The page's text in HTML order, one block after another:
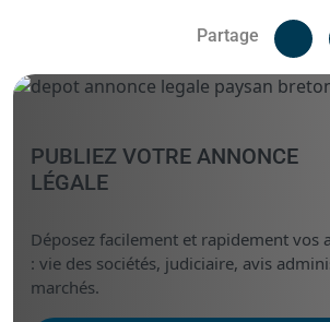
Partage
PUBLIEZ VOTRE ANNONCE
LÉGALE
Déposez facilement et rapidement vos
: vie des sociétés, judiciaire, avis
marchés.